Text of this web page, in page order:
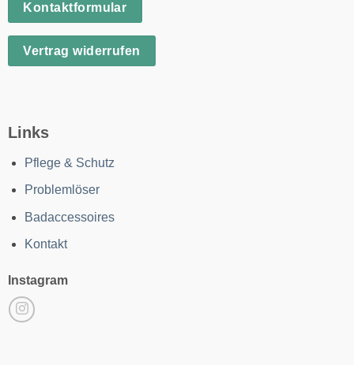
Kontaktformular
Vertrag widerrufen
Links
Pflege & Schutz
Problemlöser
Badaccessoires
Kontakt
Instagram